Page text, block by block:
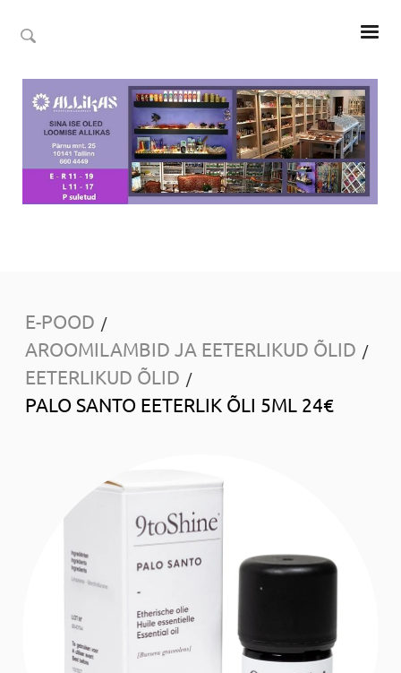
E-POOD /
AROOMILAMBID JA EETERLIKUD ÕLID /
EETERLIKUD ÕLID /
PALO SANTO EETERLIK ÕLI 5ML 24€